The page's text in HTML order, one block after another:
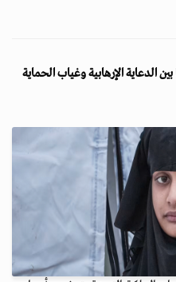
الدعاية الإرهابية وغياب الحماية